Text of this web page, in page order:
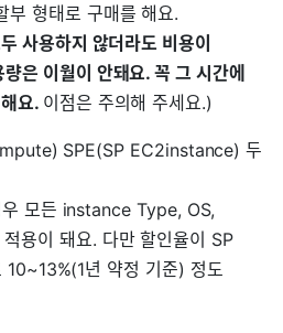
부 형태로 구매를 해요.
사용하지 않더라도 비용이
은 이월이 안돼요. 꼭 그 시간에
요. 이점은 주의해 주세요.)
SPE(SP EC2instance) 두
우 모든 instance Type, OS,
용이 돼요. 다만 할인율이 SP
년 약정 기준) 정도